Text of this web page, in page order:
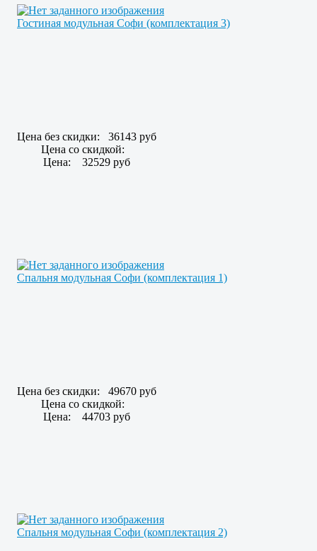
Гостиная модульная Софи (комплектация 3)
Цена без скидки:
36143 руб
Цена со скидкой:
Цена:
32529 руб
Спальня модульная Софи (комплектация 1)
Цена без скидки:
49670 руб
Цена со скидкой:
Цена:
44703 руб
Спальня модульная Софи (комплектация 2)